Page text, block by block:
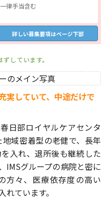
律手当含む
詳しい募集要項はページ下部
しています。
していて、 中途だけで
日部ロイヤルケアセンタ
域密着型の老健で、長年
入れ、退所後も継続した
IMSグループの病院と密に
々、 医療依存度の高い
ています。